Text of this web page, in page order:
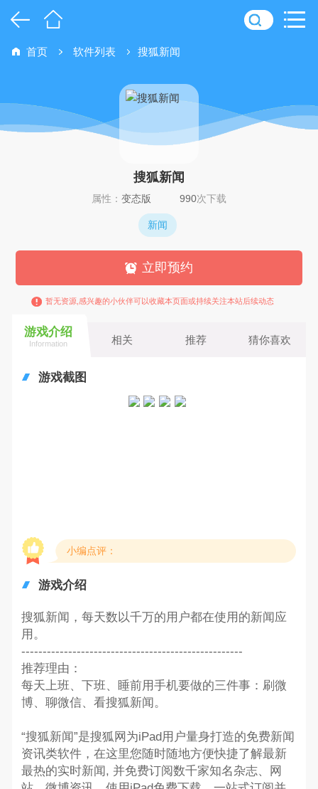
首页 软件列表 搜狐新闻
搜狐新闻
属性： 变态版 990次下载
新闻
立即预约
暂无资源,感兴趣的小伙伴可以收藏本页面或持续关注本站后续动态
游戏介绍
Information 相关 推荐 猜你喜欢
游戏截图
小编点评：
游戏介绍
搜狐新闻，每天数以千万的用户都在使用的新闻应
用。
----------------------------------------------------
推荐理由：
每天上班、下班、睡前用手机要做的三件事：刷微
博、聊微信、看搜狐新闻。
“搜狐新闻”是搜狐网为iPad用户量身打造的免费新闻
资讯类软件，在这里您随时随地方便快捷了解最新
最热的实时新闻, 并免费订阅数千家知名杂志、网